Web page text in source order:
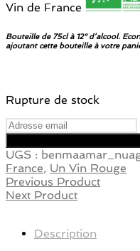
Vin de France
Bouteille de 75cl à 12° d’alcool.
ajoutant cette bouteille à votre
Rupture de stock
UGS :
France, Un Vin Rouge
Previous Product
Next Product
Description